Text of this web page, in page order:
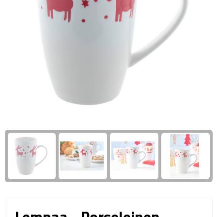
Business trolleys
Laptophoezen & -tassen
Reistassen & Trolleys
Reistassen
Trolleys
Giftcards